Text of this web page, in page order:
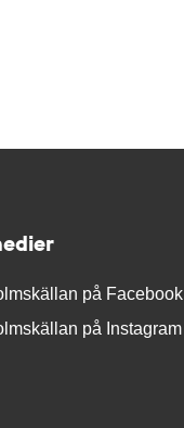
på Facebook
på Instagram